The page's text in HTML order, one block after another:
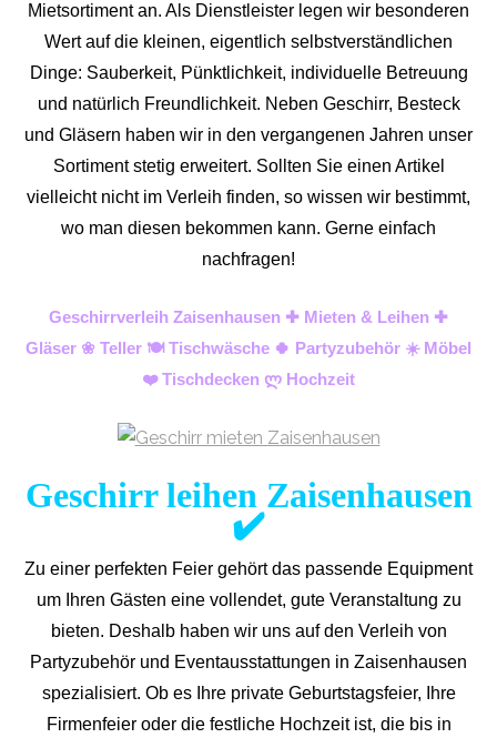
Mietsortiment an. Als Dienstleister legen wir besonderen
Wert auf die kleinen, eigentlich selbstverständlichen
Dinge: Sauberkeit, Pünktlichkeit, individuelle Betreuung
und natürlich Freundlichkeit. Neben Geschirr, Besteck
und Gläsern haben wir in den vergangenen Jahren unser
Sortiment stetig erweitert. Sollten Sie einen Artikel
vielleicht nicht im Verleih finden, so wissen wir bestimmt,
wo man diesen bekommen kann. Gerne einfach
nachfragen!
Geschirrverleih Zaisenhausen ✚ Mieten & Leihen ✚
Gläser ❀ Teller 🍽️ Tischwäsche 🍀 Partyzubehör ☀️ Möbel
❤️ Tischdecken ლ Hochzeit
Geschirr leihen Zaisenhausen
✔️
Zu einer perfekten Feier gehört das passende Equipment
um Ihren Gästen eine vollendet, gute Veranstaltung zu
bieten. Deshalb haben wir uns auf den Verleih von
Partyzubehör und Eventausstattungen in Zaisenhausen
spezialisiert. Ob es Ihre private Geburtstagsfeier, Ihre
Firmenfeier oder die festliche Hochzeit ist, die bis in